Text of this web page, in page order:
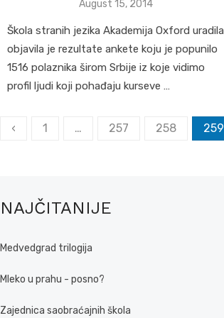
Posted
August 15, 2014
Škola stranih jezika Akademija Oxford uradila
objavila je rezultate ankete koju je popunilo
1516 polaznika širom Srbije iz koje vidimo
profil ljudi koji pohađaju kurseve …
Posts
‹ 1 … 257 258 259
NAJČITANIJE
Medvedgrad trilogija
Mleko u prahu - posno?
Zajednica saobraćajnih škola